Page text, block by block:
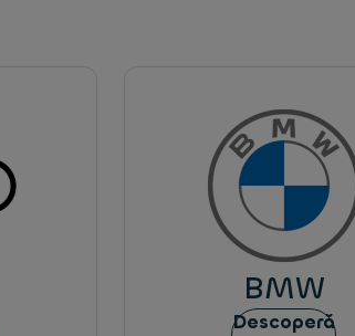
BMW
Descoperă